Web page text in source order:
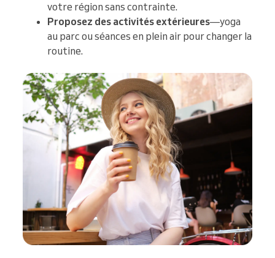
votre région sans contrainte.
Proposez des activités extérieures—yoga
au parc ou séances en plein air pour changer la
routine.